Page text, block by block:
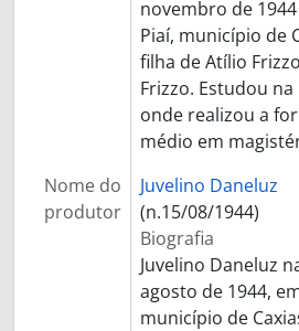
novembro de
Piaí, município de
filha de Atílio
Frizzo. Estudou
onde realizou a
médio em
Nome do
produtor
Juvelino Daneluz
(n.15/08/1944)
Biografia
Juvelino Daneluz
agosto de 1944,
município de